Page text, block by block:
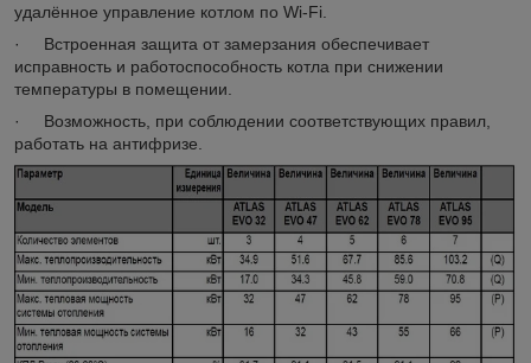
удалённое управление котлом по Wi-Fi.
· Встроенная защита от замерзания обеспечивает
исправность и работоспособность котла при снижении
температуры в помещении.
· Возможность, при соблюдении соответствующих правил,
работать на антифризе.